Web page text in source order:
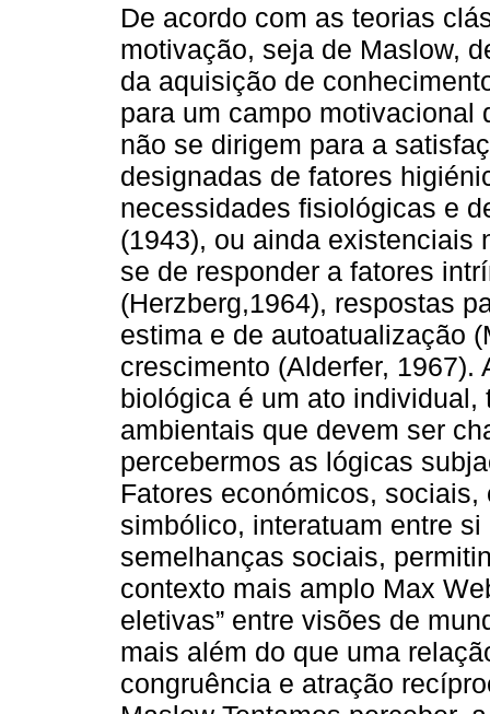
De acordo com as teorias
motivação, seja de Maslow,
da aquisição de
para um campo motivacional
não se dirigem para a
designadas de fatores
necessidades fisiológicas e
(1943), ou ainda existenciais
se de responder a fatores
(Herzberg,1964), respostas
estima e de autoatualização
crescimento (Alderfer, 1967).
biológica é um ato
ambientais que devem ser
percebermos as lógicas
Fatores económicos,
simbólico, interatuam entre
semelhanças sociais,
contexto mais amplo Max
eletivas” entre visões de
mais além do que uma
congruência e atração